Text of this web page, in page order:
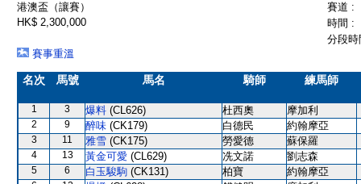
港澳盃（讓賽）
賽道 :
HK$ 2,300,000
時間 :
分段
賽事重溫
名次 馬號 馬名 騎師 練馬師
1 3 爆料 (CL626) 杜西奧 摩加利
2 9 醉味 (CK179) 白德民 約翰摩亞
3 11 雅雪 (CK175) 勞愛德 蘇保羅
4 13 黃金可愛 (CL629) 冼文諾 劉志森
5 6 白玉駿駒 (CK131) 柏寶 約翰摩亞